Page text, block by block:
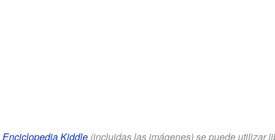
Enciclopedia Kiddle(incluidas las imágenes) se puede utilizar